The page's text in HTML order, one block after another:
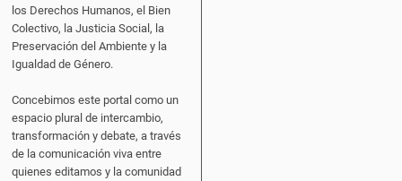
los Derechos Humanos, el Bien
Colectivo, la Justicia Social, la
Preservación del Ambiente y la
Igualdad de Género.
Concebimos este portal como un
espacio plural de intercambio,
transformación y debate, a través
de la comunicación viva entre
quienes editamos y la comunidad